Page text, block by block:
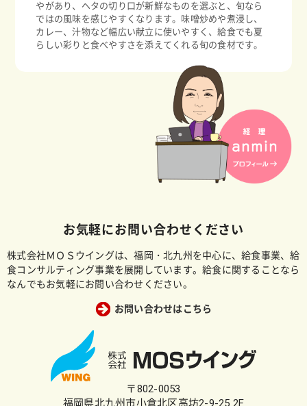
やがあり、ヘタの切り口が新鮮なものを選ぶと、旬なら
ではの風味を感じやすくなります。味噌炒めや煮浸し、
カレー、汁物など幅広い献立に使いやすく、給食でも夏
らしい彩りと食べやすさを添えてくれる旬の食材です。
お気軽にお問い合わせください
株式会社ＭＯＳウイングは、福岡・北九州を中心に、給食事業、給
食コンサルティング事業を展開しています。給食に関することなら
なんでもお気軽にお問い合わせください。
お問い合わせはこちら
〒802-0053
福岡県北九州市小倉北区高坊2-9-25 2F